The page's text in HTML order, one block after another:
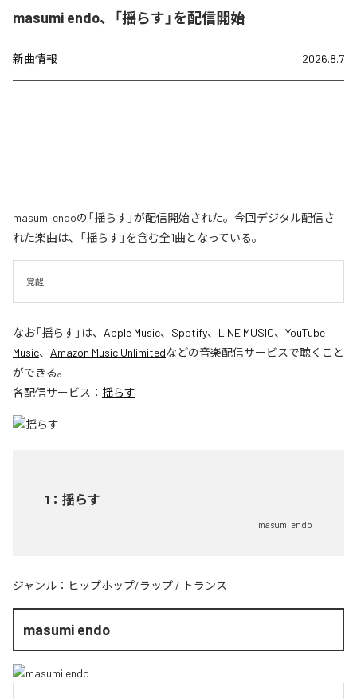
masumi endo、「揺らす」を配信開始
新曲情報 2026.8.7
masumi endoの「揺らす」が配信開始された。今回デジタル配信さ
れた楽曲は、「揺らす」を含む全1曲となっている。
覚醒
なお「揺らす 」は、 Apple Music、 Spotify、 LINE MUSIC、 YouTube
Music、 Amazon Music Unlimitedなどの音楽配信サービスで聴くこと
ができる。
各配信サービス： 揺らす
1 ： 揺らす
masumi endo
ジャンル： ヒップホップ/ラップ / トランス
masumi endo